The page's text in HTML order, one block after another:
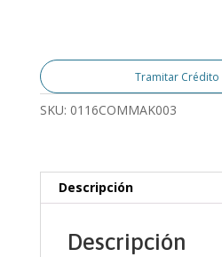
Tramitar Crédito
SKU: 0116COMMAK003
Descripción
Descripción